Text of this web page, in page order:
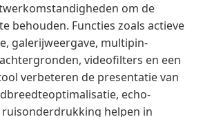
om de
behouden. Functies zoals actieve
galerijweergave, multipin-
videofilters en een
verbeteren de presentatie van
echo-
helpen in